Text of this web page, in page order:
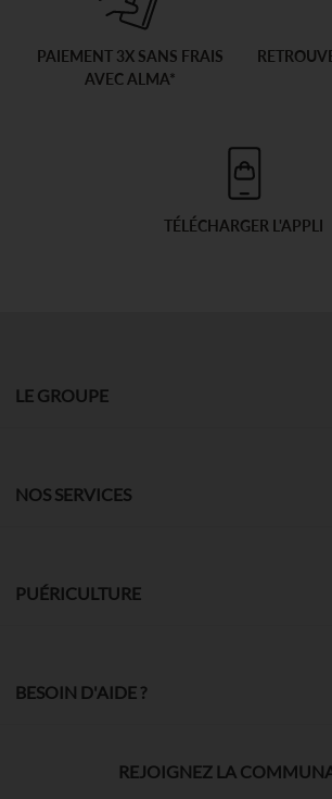
PAIEMENT 3X SANS FRAIS
AVEC ALMA*
TÉLÉCHARGER L'APPLI
LE GROUPE
NOS SERVICES
PUÉRICULTURE
BESOIN D'AIDE ?
REJOIGNEZ LA